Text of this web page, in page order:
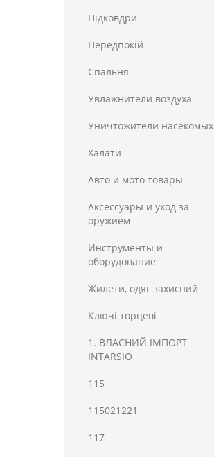
Пiдковдри
Передпокій
Спальня
Увлажнители воздуха
Уничтожители насекомых
Халати
Авто и мото товары
Аксессуары и уход за
оружием
Инструменты и
оборудование
Жилети, одяг захисний
Ключі торцеві
1. ВЛАСНИЙ ІМПОРТ
INTARSIO
115
115021221
117